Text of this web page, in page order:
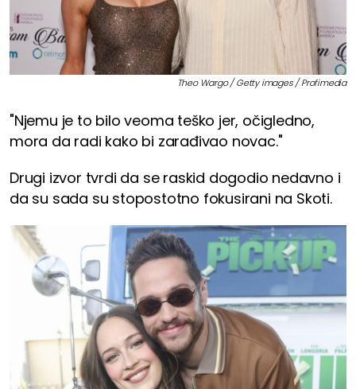
Theo Wargo / Getty images / Profimedia
"Njemu je to bilo veoma teško jer, očigledno,
mora da radi kako bi zarađivao novac."
Drugi izvor tvrdi da se raskid dogodio nedavno i
da su sada su stopostotno fokusirani na Skoti.